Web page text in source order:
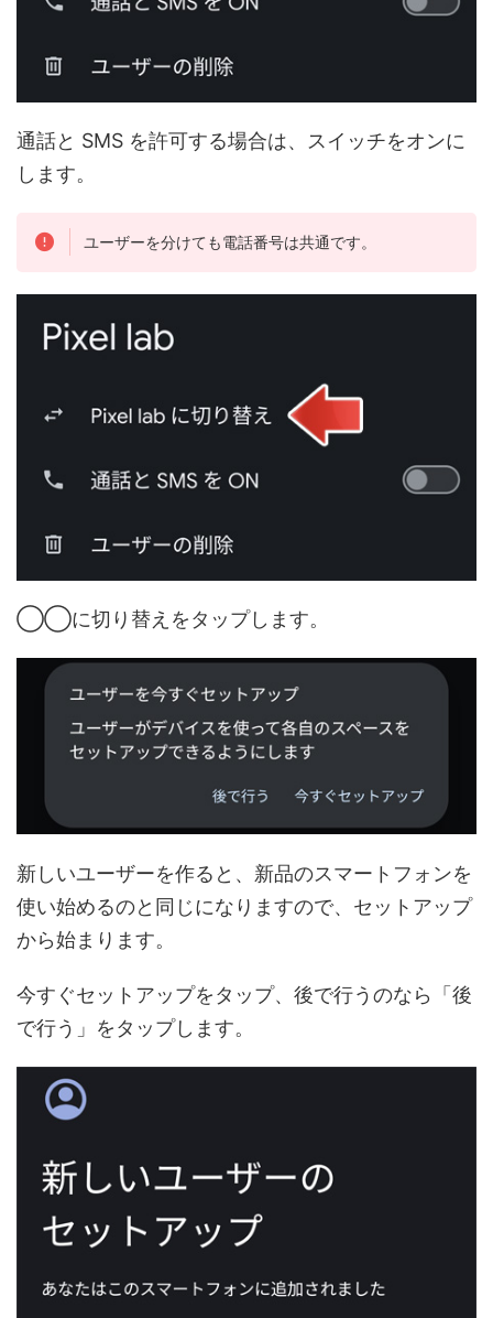
通話と SMS を許可する場合は、スイッチをオンに
します。
ユーザーを分けても電話番号は共通です。
◯◯に切り替えをタップします。
新しいユーザーを作ると、新品のスマートフォンを
使い始めるのと同じになりますので、セットアップ
から始まります。
今すぐセットアップをタップ、後で行うのなら「後
で行う」をタップします。